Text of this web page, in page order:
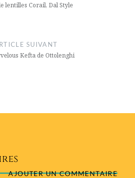
lentilles Corail, Dal Style
SUIVANT
Kefta de Ottolenghi
AJOUTER UN COMMENTAIRE